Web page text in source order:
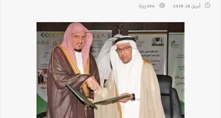
أبريل 18, 2018 236 زيارة